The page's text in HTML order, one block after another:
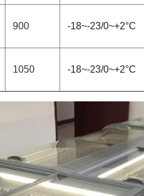
900 -18~-23/0~+2°C
1050 -18~-23/0~+2°C